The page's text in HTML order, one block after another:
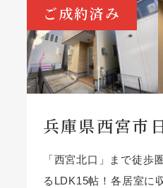
ご成約済み
兵庫県西宮市
「西宮北口」まで徒歩
るLDK15帖！各居室に